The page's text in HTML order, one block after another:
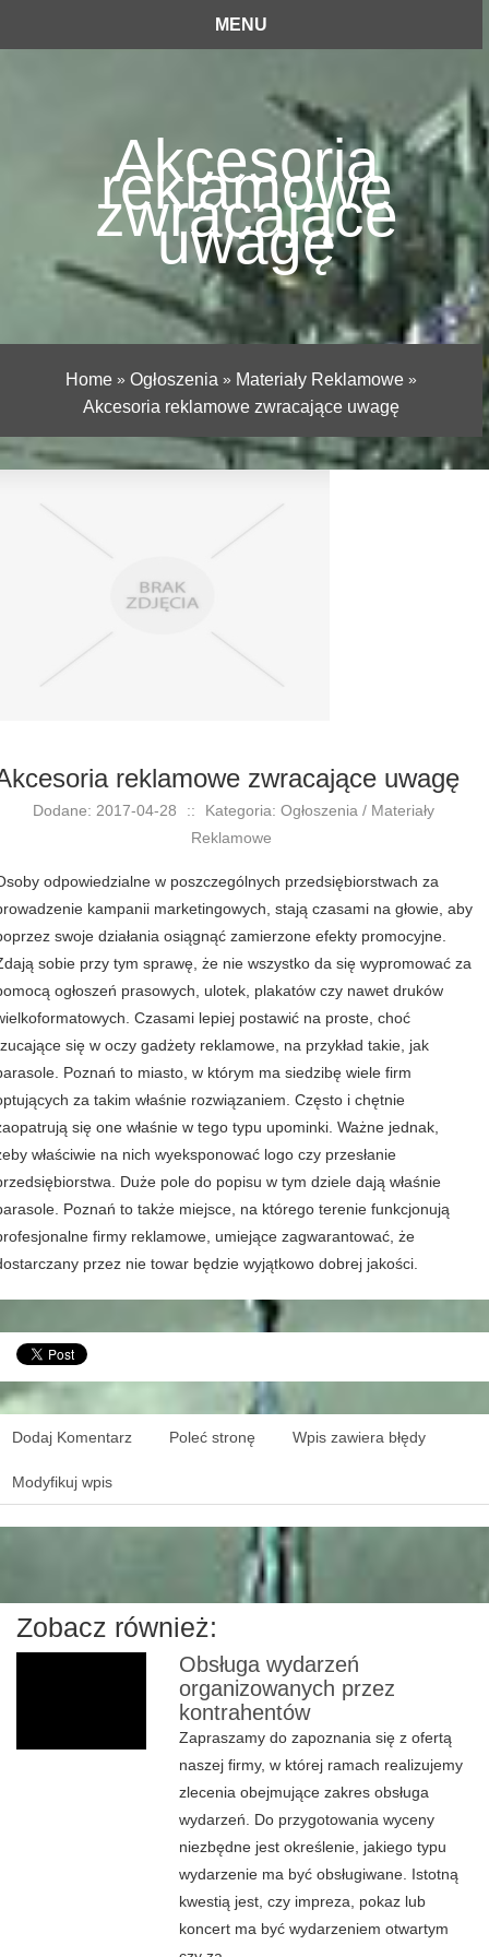
MENU
Akcesoria
reklamowe
zwracające
uwagę
Home » Ogłoszenia » Materiały Reklamowe »
Akcesoria reklamowe zwracające uwagę
reklamowe zwracające uwagę
Dodane: 2017-04-28 ::
Kategoria: Ogłoszenia / Materiały
Reklamowe
odpowiedzialne w poszczególnych przedsiębiorstwach za
kampanii marketingowych, stają czasami na głowie, aby
swoje działania osiągnąć zamierzone efekty promocyjne.
sobie przy tym sprawę, że nie wszystko da się wypromować za
ogłoszeń prasowych, ulotek, plakatów czy nawet druków
Czasami lepiej postawić na proste, choć
się w oczy gadżety reklamowe, na przykład takie, jak
Poznań to miasto, w którym ma siedzibę wiele firm
za takim właśnie rozwiązaniem. Często i chętnie
się one właśnie w tego typu upominki. Ważne jednak,
właściwie na nich wyeksponować logo czy przesłanie
Duże pole do popisu w tym dziele dają właśnie
Poznań to także miejsce, na którego terenie funkcjonują
firmy reklamowe, umiejące zagwarantować, że
przez nie towar będzie wyjątkowo dobrej jakości.
Dodaj Komentarz Poleć stronę Wpis zawiera błędy
Modyfikuj wpis
Zobacz również:
Obsługa wydarzeń
organizowanych przez
kontrahentów
Zapraszamy do zapoznania się z ofertą
naszej firmy, w której ramach realizujemy
zlecenia obejmujące zakres obsługa
wydarzeń. Do przygotowania wyceny
niezbędne jest określenie, jakiego typu
wydarzenie ma być obsługiwane. Istotną
kwestią jest, czy impreza, pokaz lub
koncert ma być wydarzeniem otwartym